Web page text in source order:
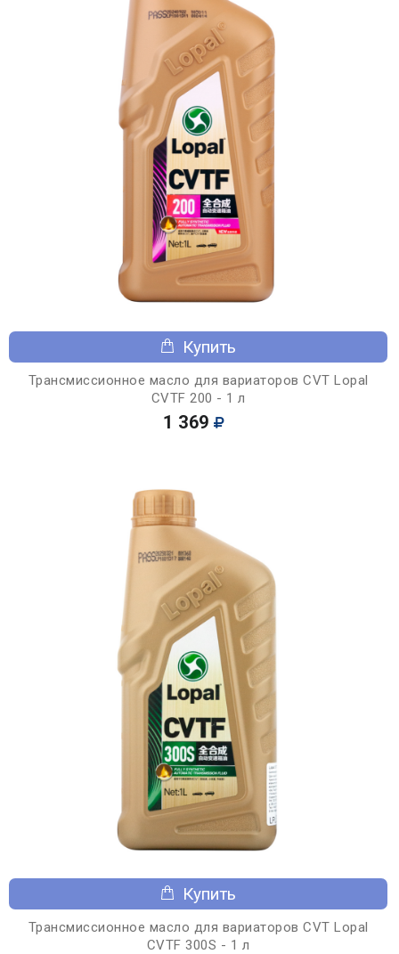
Купить
Трансмиссионное масло для вариаторов CVT Lopal
CVTF 200 - 1 л
1 369
Купить
Трансмиссионное масло для вариаторов CVT Lopal
CVTF 300S - 1 л